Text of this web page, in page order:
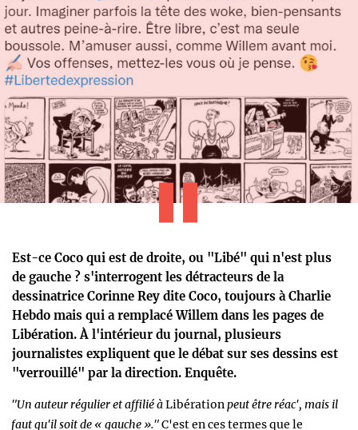
Est-ce Coco qui est de droite, ou "Libé" qui n'est plus
de gauche ? s'interrogent les détracteurs de la
dessinatrice Corinne Rey dite Coco, toujours à Charlie
Hebdo mais qui a remplacé Willem dans les pages de
Libération. À l'intérieur du journal, plusieurs
journalistes expliquent que le débat sur ses dessins est
"verrouillé" par la direction. Enquête.
"Un auteur régulier et affilié àLibérationpeut être réac', mais il
faut qu'il soit de « gauche »."C'est en ces termes que le